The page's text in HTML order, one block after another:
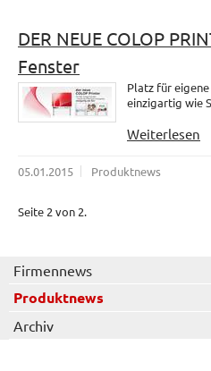
DER NEUE COLOP
Fenster
Platz für
einzigartig wie
Weiterlesen
05.01.2015 Produktnews
Seite 2 von 2.
Firmennews
Produktnews
Archiv